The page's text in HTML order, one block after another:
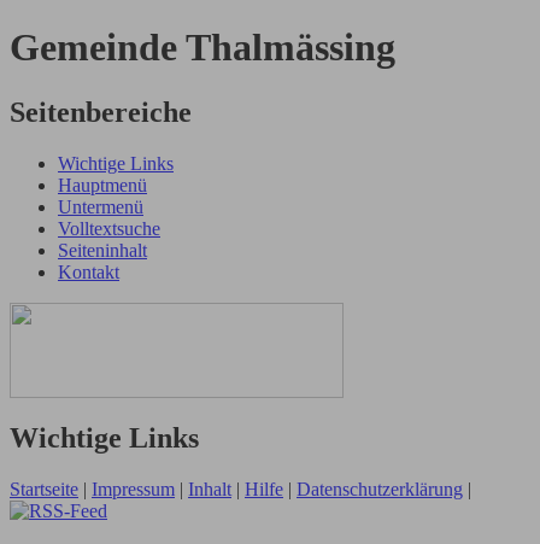
Gemeinde Thalmässing
Seitenbereiche
Wichtige Links
Hauptmenü
Untermenü
Volltextsuche
Seiteninhalt
Kontakt
Wichtige Links
Startseite | Impressum | Inhalt | Hilfe | Datenschutzerklärung |